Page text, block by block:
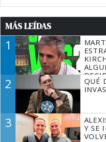
MÁS LEÍDAS
1
2
QUÉ
3
Y SE